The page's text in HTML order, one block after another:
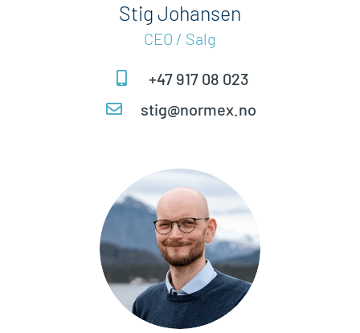
Stig Johansen
CEO / Salg
+47 917 08 023
stig@normex.no